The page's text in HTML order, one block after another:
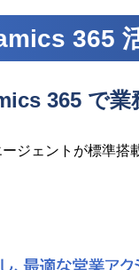
365
365 で業
ジェントが標準